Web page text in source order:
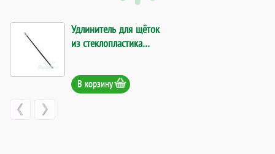
Удлинитель для щёток
из стеклопластика
В корзину